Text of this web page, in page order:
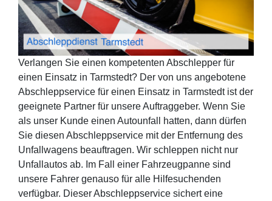
Verlangen Sie einen kompetenten Abschlepper für
einen Einsatz in Tarmstedt? Der von uns angebotene
Abschleppservice für einen Einsatz in Tarmstedt ist der
geeignete Partner für unsere Auftraggeber. Wenn Sie
als unser Kunde einen Autounfall hatten, dann dürfen
Sie diesen Abschleppservice mit der Entfernung des
Unfallwagens beauftragen. Wir schleppen nicht nur
Unfallautos ab. Im Fall einer Fahrzeugpanne sind
unsere Fahrer genauso für alle Hilfesuchenden
verfügbar. Dieser Abschleppservice sichert eine